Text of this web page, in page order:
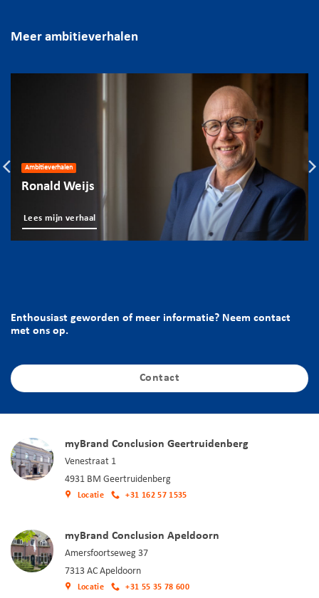
Meer ambitieverhalen
Ambitieverhalen
Ronald Weijs
Lees mijn verhaal
Enthousiast geworden of meer informatie? Neem contact
met ons op.
Contact
myBrand Conclusion Geertruidenberg
Venestraat 1
4931 BM Geertruidenberg
Locatie +31 162 57 1535
myBrand Conclusion Apeldoorn
Amersfoortseweg 37
7313 AC Apeldoorn
Locatie +31 55 35 78 600